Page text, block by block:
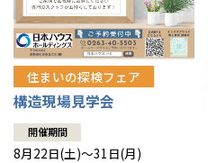
住まいの探検フェア
構造現場見学会
開催期間
8月22日(土)～31日(月)